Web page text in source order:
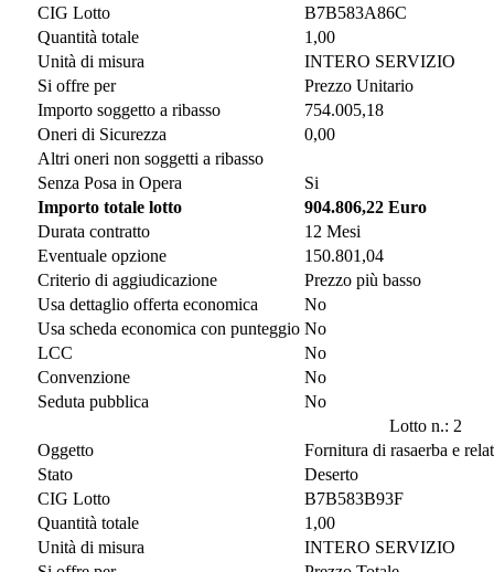
CIG Lotto
B7B583A86C
Quantità totale
1,00
Unità di misura
INTERO SERVIZIO
Si offre per
Prezzo Unitario
Importo soggetto a ribasso
754.005,18
Oneri di Sicurezza
0,00
Altri oneri non soggetti a ribasso
Senza Posa in Opera
Si
Importo totale lotto
904.806,22 Euro
Durata contratto
12 Mesi
Eventuale opzione
150.801,04
Criterio di aggiudicazione
Prezzo più basso
Usa dettaglio offerta economica
No
Usa scheda economica con punteggio No
LCC
No
Convenzione
No
Seduta pubblica
No
Lotto n.: 2
Oggetto
Fornitura di rasaerba e
Stato
Deserto
CIG Lotto
B7B583B93F
Quantità totale
1,00
Unità di misura
INTERO SERVIZIO